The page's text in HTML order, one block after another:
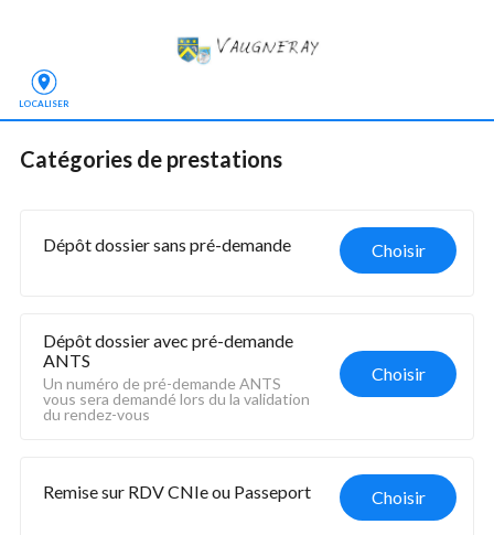
LOCALISER
Catégories de prestations
Choisir
Dépôt dossier sans pré-demande
Choisir
Dépôt dossier avec pré-demande
ANTS
Un numéro de pré-demande ANTS
vous sera demandé lors du la validation
du rendez-vous
Choisir
Remise sur RDV CNIe ou Passeport